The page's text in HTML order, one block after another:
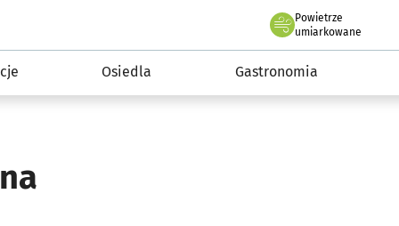
Powietrze
we Wrocławiu
umiarkowane
Osiedla Gastronomia